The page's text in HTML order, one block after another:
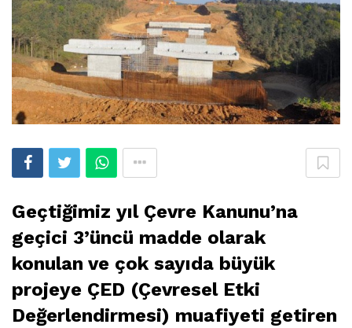
Geçtiğimiz yıl Çevre Kanunu’na
geçici 3’üncü madde olarak
konulan ve çok sayıda büyük
projeye ÇED (Çevresel Etki
Değerlendirmesi) muafiyeti getiren